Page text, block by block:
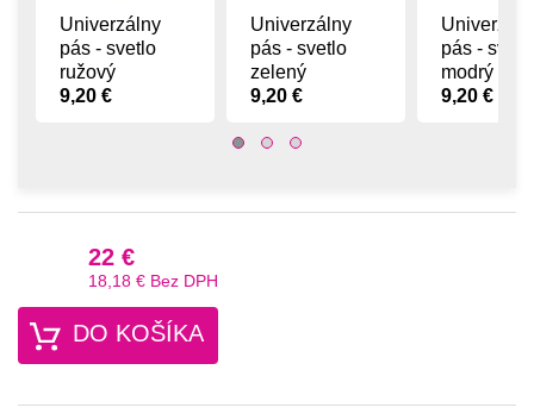
Univerzálny
pás - svetlo
ružový
9,20 €
Univerzálny
pás - svetlo
zelený
9,20 €
pás -
modrý
9,20 €
22 €
18,18 € Bez DPH
DO KOŠÍKA